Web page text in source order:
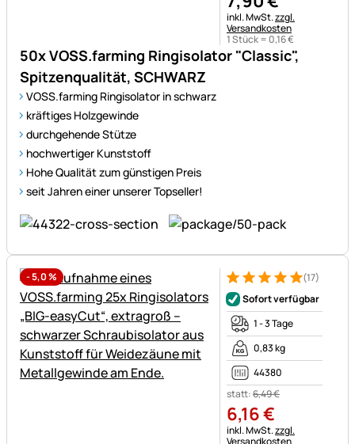
50x VOSS.farming Ringisolator "Classic",
Spitzenqualität, SCHWARZ
VOSS.farming Ringisolator in schwarz
kräftiges Holzgewinde
durchgehende Stütze
hochwertiger Kunststoff
Hohe Qualität zum günstigen Preis
seit Jahren einer unserer Topseller!
Steuerhinweis:
inkl. MwSt.zzgl.
Versandkosten
1 Stück = 0,16€
-5,0% Bewertung: 5 von 5 (17
17 Bewertungen
(17)
Sofort verfügbar
1 - 3 Tage
0,83 kg
44380
statt:6,49€
6,16€
Steuerhinweis:
inkl. MwSt.zzgl.
Versandkosten